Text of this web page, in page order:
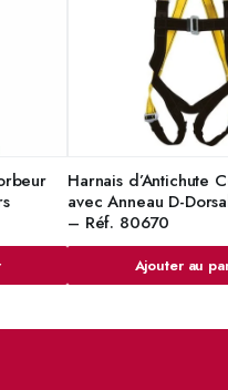
Harnais d’Antichute
avec Anneau D-
– Réf. 80670
Ajouter au